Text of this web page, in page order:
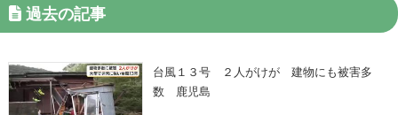
過去の記事
台風１３号 ２人がけが 建物にも被害多
数 鹿児島